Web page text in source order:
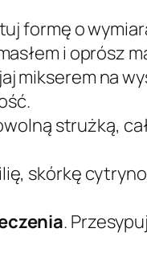
formę o
i oprósz
mikserem na
strużką,
skórkę
.